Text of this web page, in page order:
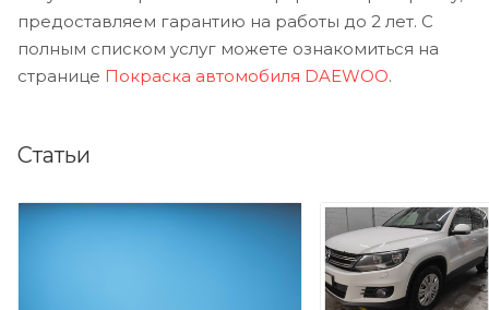
предоставляем гарантию на работы до 2 лет. С
полным списком услуг можете ознакомиться на
странице Покраска автомобиля DAEWOO.
Статьи